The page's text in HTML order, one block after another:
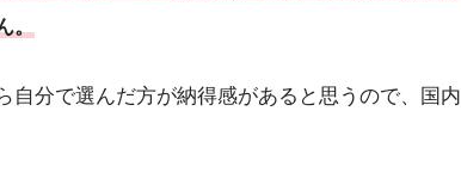
自分で選んだ方が納得感があると思うので、国内